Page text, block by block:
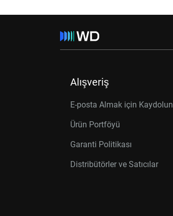
Alışveriş
E-posta Almak için Kaydolun
Ürün Portföyü
Garanti Politikası
Distribütörler ve Satıcılar